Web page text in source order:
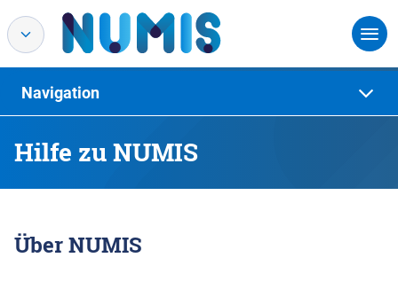
Hilfe zu NUMIS
Navigation
Über NUMIS